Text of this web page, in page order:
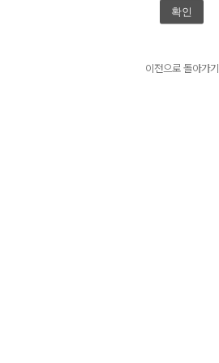
확인
이전으로 돌아가기